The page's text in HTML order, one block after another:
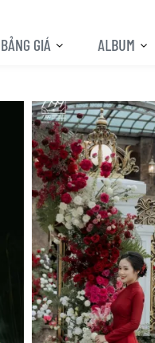
BẢNG GIÁ ALBUM